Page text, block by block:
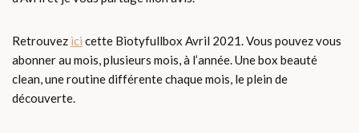
Retrouvez ici cette Biotyfullbox Avril 2021. Vous pouvez vous
abonner au mois, plusieurs mois, à l’année. Une box beauté
clean, une routine différente chaque mois, le plein de
découverte.